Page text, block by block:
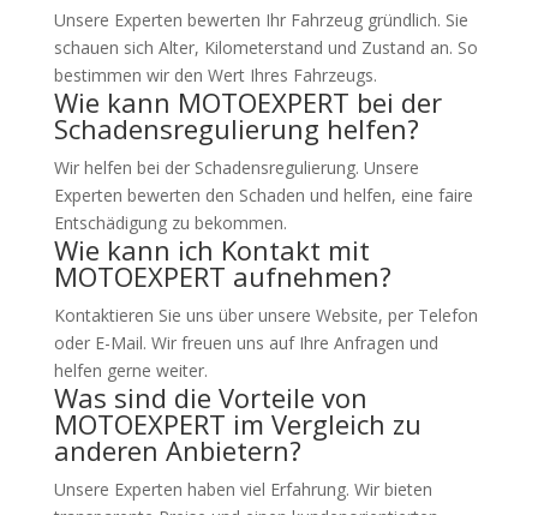
Unsere Experten bewerten Ihr Fahrzeug gründlich. Sie
schauen sich Alter, Kilometerstand und Zustand an. So
bestimmen wir den Wert Ihres Fahrzeugs.
Wie kann MOTOEXPERT bei der
Schadensregulierung helfen?
Wir helfen bei der Schadensregulierung. Unsere
Experten bewerten den Schaden und helfen, eine faire
Entschädigung zu bekommen.
Wie kann ich Kontakt mit
MOTOEXPERT aufnehmen?
Kontaktieren Sie uns über unsere Website, per Telefon
oder E-Mail. Wir freuen uns auf Ihre Anfragen und
helfen gerne weiter.
Was sind die Vorteile von
MOTOEXPERT im Vergleich zu
anderen Anbietern?
Unsere Experten haben viel Erfahrung. Wir bieten